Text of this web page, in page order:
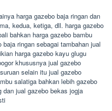
harga gazebo baja ringan dan
kedua, ketiga, dll. harga gazebo
bahkan harga gazebo bambu
ringan sebagai tambahan jual
harga gazebo kayu glugu
khususnya jual gazebo
selain itu jual gazebo
salatiga bahkan lebih gazebo
dan jual gazebo bekas jogja